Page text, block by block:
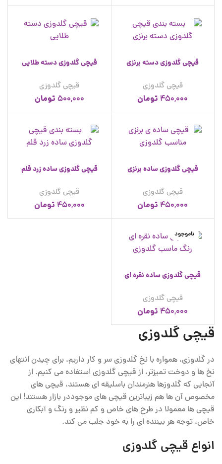
قیچی گلدوزی دسته برنزی
قیچی گلدوزی
450,000 تومان
قیچی گلدوزی دسته طلایی
قیچی گلدوزی
500,000 تومان
قیچی گلدوزی ساده برنزی
قیچی گلدوزی
450,000 تومان
قیچی گلدوزی ساده زرد قلم
قیچی گلدوزی
450,000 تومان
ناموجود
قیچی گلدوزی ساده نقره ای
قیچی گلدوزی
450,000 تومان
قیچی گلدوزی
در گلدوزی، همواره با نخ گلدوزی سر و کار داریم، برای چیدن انتهای
نخ ها و دوخت تمیزتر، از قیچی گلدوزی استفاده می کنیم. از
آنجایی که گلدوزها هنرمندان باسلیقه ای هستند، قیچی های
مخصوص آن ها هم زیباترین قیچی های موجوددر بازار هستند! این
قیچی ها معمولا در طرح های خاص و کم نظیر و رنگ و آبکاری
خاص، توجه هر بیننده ای را به خود جلب می کند.
انواع قیچی گلدوزی